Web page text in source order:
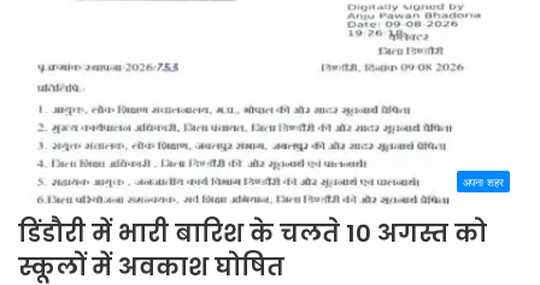
अपना शहर
डिंडौरी में भारी बारिश के चलते 10 अगस्त को
स्कूलों में अवकाश घोषित